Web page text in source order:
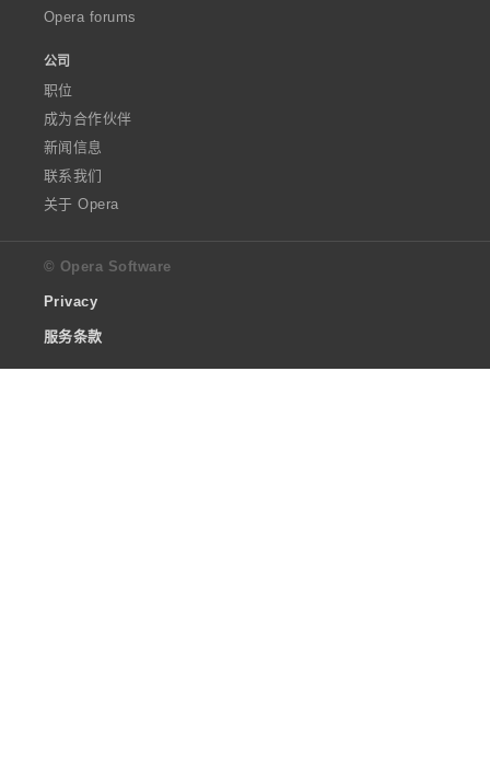
Opera forums
公司
职位
成为合作伙伴
新闻信息
联系我们
关于 Opera
© Opera Software
Privacy
服务条款